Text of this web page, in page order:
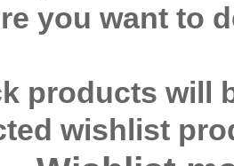
you want to
products will
wishlist